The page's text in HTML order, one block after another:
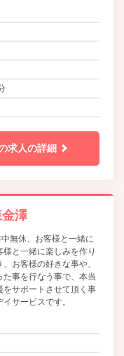
とを目指します。業務拡
国各営業所で人材募集
求人の詳細
澤
無休、お客様と一緒に
様と一緒に楽しみを作り
お客様の好きな事や、
た事を行なう事で、本当
をサポートさせて頂く事
サービスです。